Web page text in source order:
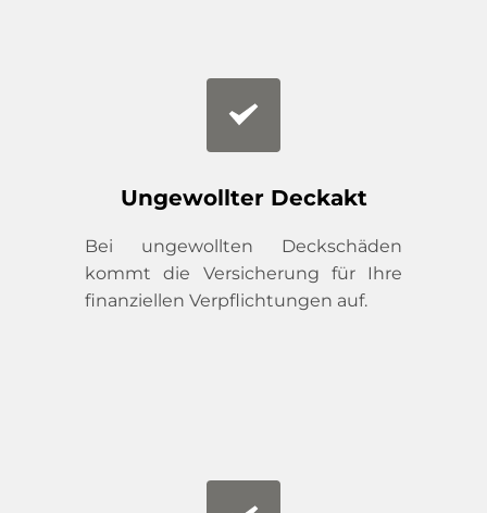
Ungewollter Deckakt
Bei ungewollten Deckschäden
kommt die Versicherung für Ihre
finanziellen Verpflichtungen auf.